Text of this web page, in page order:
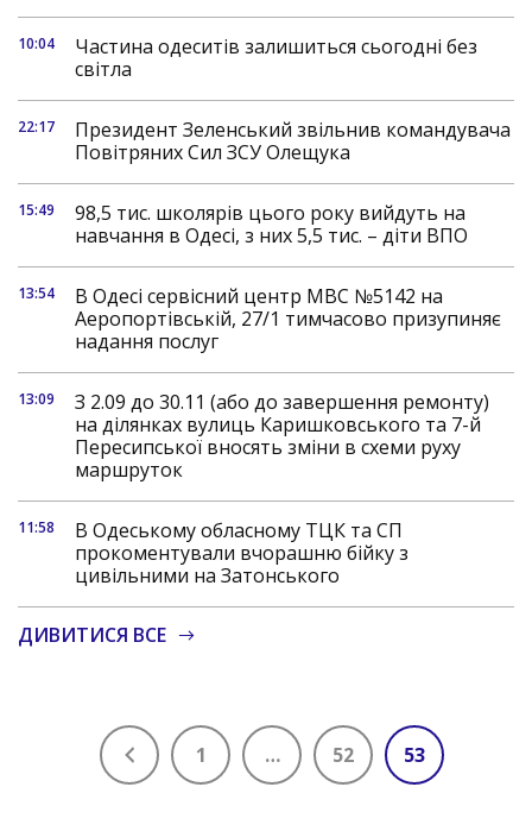
10:04
Частина одеситів залишиться сьогодні без
світла
22:17
Президент Зеленський звільнив командувача
Повітряних Сил ЗСУ Олещука
15:49
98,5 тис. школярів цього року вийдуть на
навчання в Одесі, з них 5,5 тис. – діти ВПО
13:54
В Одесі сервісний центр МВС №5142 на
Аеропортівській, 27/1 тимчасово призупиняє
надання послуг
13:09
З 2.09 до 30.11 (або до завершення ремонту)
на ділянках вулиць Каришковського та 7-й
Пересипської вносять зміни в схеми руху
маршруток
11:58
В Одеському обласному ТЦК та СП
прокоментували вчорашню бійку з
цивільними на Затонського
ДИВИТИСЯ ВСЕ
1 … 52 53